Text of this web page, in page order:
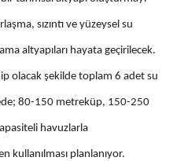
sızıntı ve yüzeysel su
altyapıları hayata geçirilecek.
olacak şekilde toplam 6 adet su
80-150 metreküp, 150-250
havuzlarla
kullanılması planlanıyor.